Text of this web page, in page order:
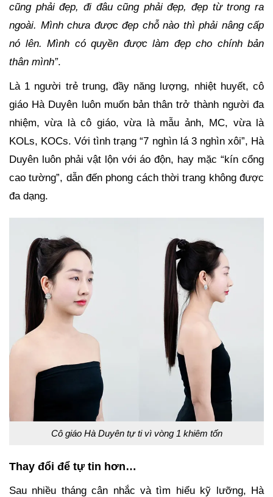
cũng phải đẹp, đi đâu cũng phải đẹp, đẹp từ trong ra
ngoài. Mình chưa được đẹp chỗ nào thì phải nâng cấp
nó lên. Mình có quyền được làm đẹp cho chính bản
thân mình”.
Là 1 người trẻ trung, đầy năng lượng, nhiệt huyết, cô
giáo Hà Duyên luôn muốn bản thân trở thành người đa
nhiệm, vừa là cô giáo, vừa là mẫu ảnh, MC, vừa là
KOLs, KOCs. Với tình trạng “7 nghìn lá 3 nghìn xôi”, Hà
Duyên luôn phải vật lộn với áo độn, hay mặc “kín cổng
cao tường”, dẫn đến phong cách thời trang không được
đa dạng.
Cô giáo Hà Duyên tự ti vì vòng 1 khiêm tốn
Thay đổi để tự tin hơn…
Sau nhiều tháng cân nhắc và tìm hiểu kỹ lưỡng, Hà